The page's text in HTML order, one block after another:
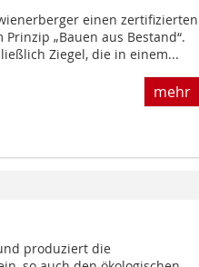
einen zertifizierten
„Bauen aus Bestand“.
Ziegel, die in einem...
mehr
produziert die